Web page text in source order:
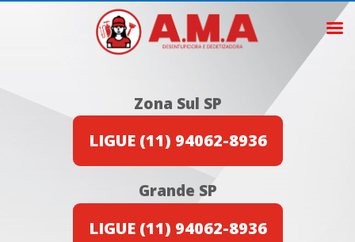
Zona Sul SP
LIGUE (11) 94062-8936
Grande SP
LIGUE (11) 94062-8936